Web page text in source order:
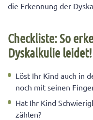
die Erkennung der
Checkliste: So
Dyskalkulie leidet!
Löst Ihr Kind auch in
noch mit seinen
Hat Ihr Kind
zählen?